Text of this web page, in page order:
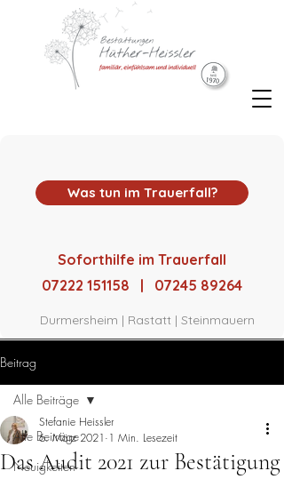
Was tun im Trauerfall?
Durmersheim | Rastatt | Steinmauern
Soforthilfe im Trauerfall
07222 151158 | 07245 89264
Beitrag
Alle Beiträge
Neuigkeiten
Alle Beiträge
Das Audit 2021 zur Bestätigung
Stefanie Heissler
6. März 2021 1 Min. Lesezeit